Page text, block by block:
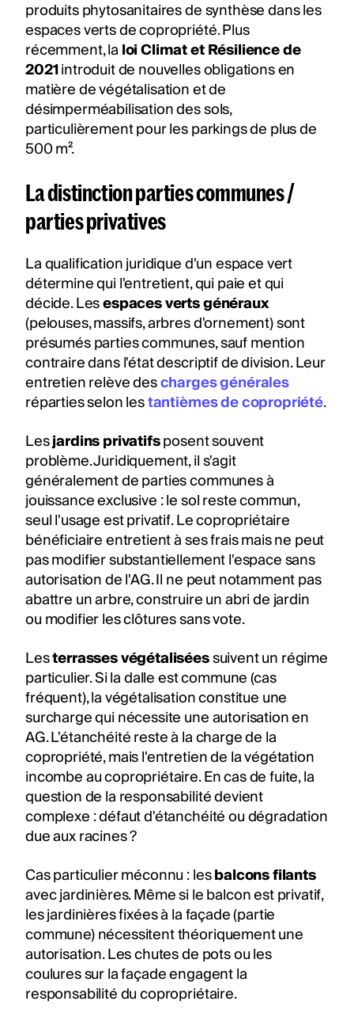
produits phytosanitaires de synthèse dans les
espaces verts de copropriété. Plus
récemment, laloi Climat et Résilience de
2021introduit de nouvelles obligations en
matière de végétalisation et de
désimperméabilisation des sols,
particulièrement pour les parkings de plus de
500 m².
La distinction parties communes /
parties privatives
La qualification juridique d'un espace vert
détermine qui l'entretient, qui paie et qui
décide. Lesespaces verts généraux
(pelouses, massifs, arbres d'ornement) sont
présumés parties communes, sauf mention
contraire dans l'état descriptif de division. Leur
entretien relève descharges générales
réparties selon lestantièmes de copropriété.
Lesjardins privatifsposent souvent
problème. Juridiquement, il s'agit
généralement de parties communes à
jouissance exclusive : le sol reste commun,
seul l'usage est privatif. Le copropriétaire
bénéficiaire entretient à ses frais mais ne peut
pas modifier substantiellement l'espace sans
autorisation de l'AG. Il ne peut notamment pas
abattre un arbre, construire un abri de jardin
ou modifier les clôtures sans vote.
Lesterrasses végétaliséessuivent un régime
particulier. Si la dalle est commune (cas
fréquent), la végétalisation constitue une
surcharge qui nécessite une autorisation en
AG. L'étanchéité reste à la charge de la
copropriété, mais l'entretien de la végétation
incombe au copropriétaire. En cas de fuite, la
question de la responsabilité devient
complexe : défaut d'étanchéité ou dégradation
due aux racines ?
Cas particulier méconnu : lesbalcons filants
avec jardinières. Même si le balcon est privatif,
les jardinières fixées à la façade (partie
commune) nécessitent théoriquement une
autorisation. Les chutes de pots ou les
coulures sur la façade engagent la
responsabilité du copropriétaire.